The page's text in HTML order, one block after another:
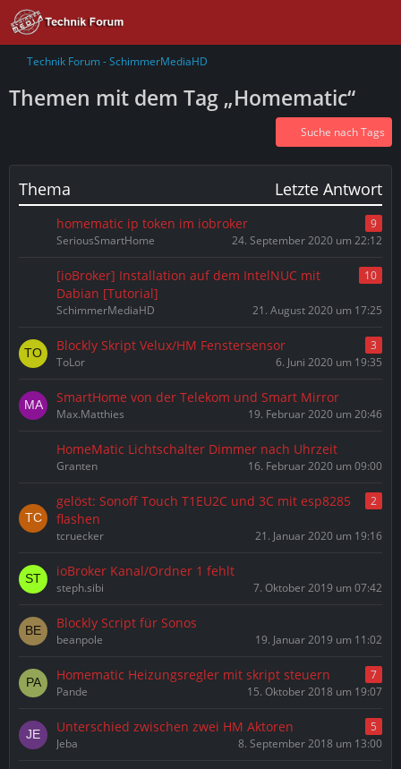
Technik Forum - SchimmerMediaHD
Themen mit dem Tag „Homematic“
Suche nach Tags
Thema Letzte Antwort
homematic ip token im iobroker
9
SeriousSmartHome
24. September 2020 um 22:12
[ioBroker] Installation auf dem IntelNUC mit
Dabian [Tutorial]
10
SchimmerMediaHD 21. August 2020 um 17:25
Blockly Skript Velux/HM Fenstersensor
3
ToLor
6. Juni 2020 um 19:35
SmartHome von der Telekom und Smart Mirror
Max.Matthies 19. Februar 2020 um 20:46
HomeMatic Lichtschalter Dimmer nach Uhrzeit
Granten 16. Februar 2020 um 09:00
gelöst: Sonoff Touch T1EU2C und 3C mit esp8285
flashen
2
tcruecker 21. Januar 2020 um 19:16
ioBroker Kanal/Ordner 1 fehlt
steph.sibi 7. Oktober 2019 um 07:42
Blockly Script für Sonos
beanpole 19. Januar 2019 um 11:02
Homematic Heizungsregler mit skript steuern
7
Pande
15. Oktober 2018 um 19:07
Unterschied zwischen zwei HM Aktoren
5
Jeba
8. September 2018 um 13:00